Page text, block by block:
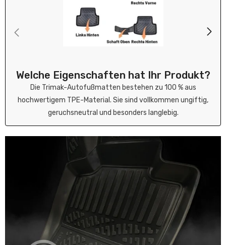
Welche Eigenschaften hat Ihr Produkt?
Die Trimak-Autofußmatten bestehen zu 100 % aus
hochwertigem TPE-Material. Sie sind vollkommen ungiftig,
geruchsneutral und besonders langlebig.